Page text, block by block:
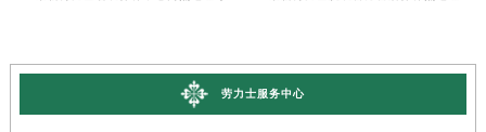
劳力士服务中心